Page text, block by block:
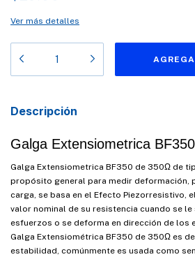
Ver más detalles
Descripción
Galga Extensiometrica
Galga Extensiometrica BF350 de 350Ω de
propósito general para medir deformación,
carga, se basa en el Efecto Piezorresistivo,
valor nominal de su resistencia cuando se
esfuerzos o se deforma en dirección de los
Galga Extensiométrica BF350 de 350Ω es
estabilidad, comúnmente es usada como